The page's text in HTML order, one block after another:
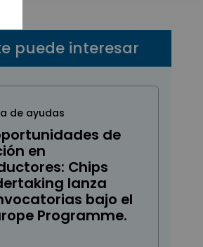
puede interesar
de ayudas
de
en
Chips
lanza
bajo el
Programme.